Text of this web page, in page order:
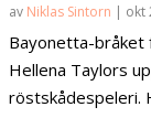
av Niklas Sintorn | okt
Bayonetta-bråket
Hellena Taylors
röstskådespeleri.